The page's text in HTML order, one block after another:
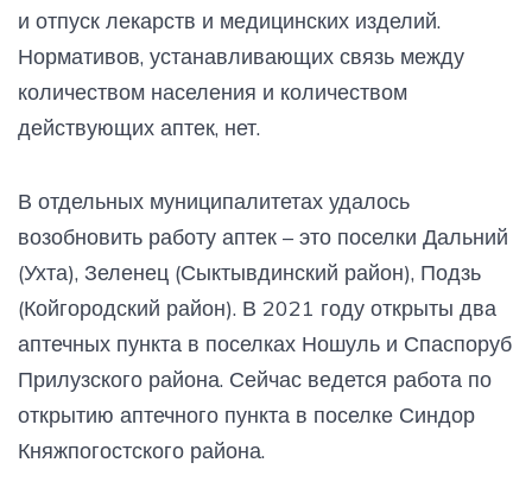
и отпуск лекарств и медицинских изделий.
Нормативов, устанавливающих связь между
количеством населения и количеством
действующих аптек, нет.
В отдельных муниципалитетах удалось
возобновить работу аптек – это поселки Дальний
(Ухта), Зеленец (Сыктывдинский район), Подзь
(Койгородский район). В 2021 году открыты два
аптечных пункта в поселках Ношуль и Спаспоруб
Прилузского района. Сейчас ведется работа по
открытию аптечного пункта в поселке Синдор
Княжпогостского района.